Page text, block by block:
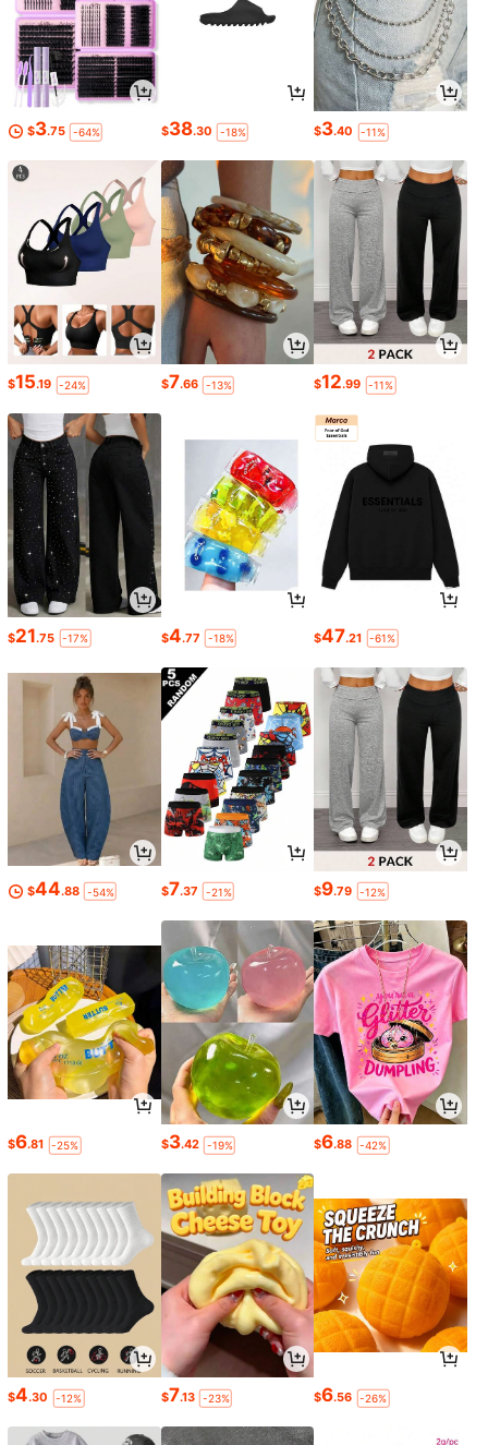
$3.75 -64% $38.30 -18% $3.40 -11%
$15.19 -24% $7.66 -13% $12.99 -11%
$21.75 -17% $4.77 -18% $47.21 -61%
$44.88 -54% $7.37 -21% $9.79 -12%
$6.81 -25% $3.42 -19% $6.88 -42%
$4.30 -12% $7.13 -23% $6.56 -26%